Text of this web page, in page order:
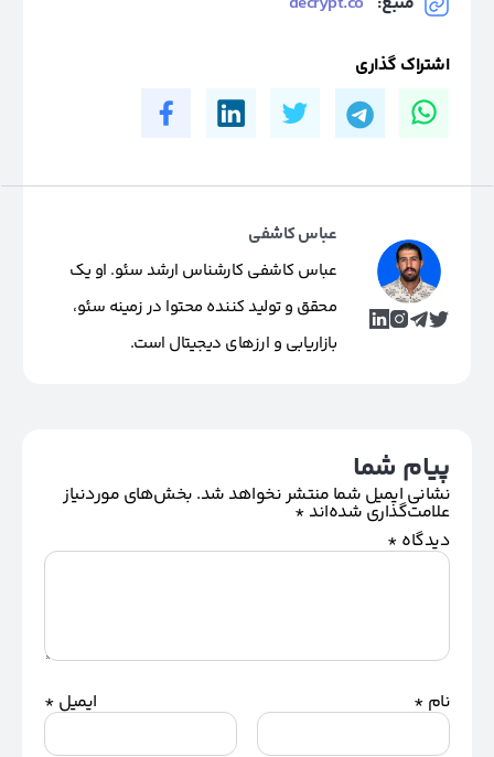
اشتراک گذاری
عباس کاشفی
عباس کاشفی کارشناس ارشد سئو. او یک
محقق و تولید کننده محتوا در زمینه سئو،
بازاریابی و ارزهای دیجیتال است.
پیام شما
نشانی ایمیل شما منتشر نخواهد شد. بخش‌های موردنیاز
علامت‌گذاری شده‌اند*
دیدگاه *
نام * ایمیل *